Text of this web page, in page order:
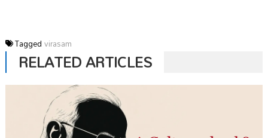
Taggedvirasam
RELATED ARTICLES